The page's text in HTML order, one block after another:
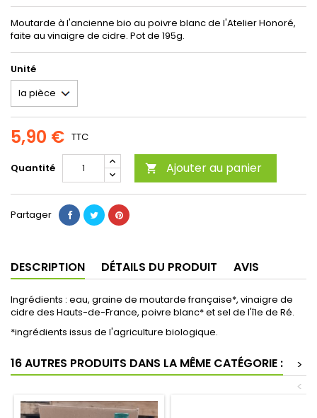
Moutarde à l'ancienne bio au poivre blanc de l'Atelier Honoré,
faite au vinaigre de cidre. Pot de 195g.
Unité
5,90 € TTC
Quantité  Ajouter au panier
Partager
DESCRIPTION DÉTAILS DU PRODUIT AVIS
Ingrédients : eau, graine de moutarde française*, vinaigre de
cidre des Hauts-de-France, poivre blanc* et sel de l'île de Ré.
*ingrédients issus de l'agriculture biologique.
16 AUTRES PRODUITS DANS LA MÊME CATÉGORIE :
>
<